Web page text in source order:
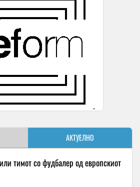
АКТУЕЛНО
тимот со фудбалер од европскиот